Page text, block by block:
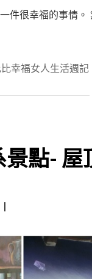
件很幸福的事情
幸福女人生活週記
點- 屋